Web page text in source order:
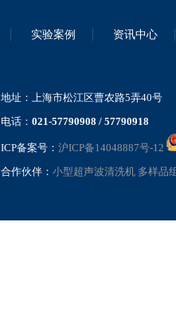
实验案例 资讯中心
地址：上海市松江区曹农路5弄40号
电话： 021-57790908 / 57790918
ICP备案号： 沪ICP备14048887号-12
合作伙伴： 小型超声波清洗机 多样品